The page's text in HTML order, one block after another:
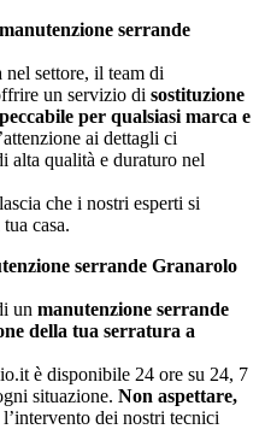
serrande
settore, il team di
un servizio di sostituzione
per qualsiasi marca e
ai dettagli ci
alta qualità e duraturo nel
che i nostri esperti si
casa.
serrande Granarolo
un manutenzione serrande
della tua serratura a
è disponibile 24 ore su 24, 7
situazione. Non aspettare,
dei nostri tecnici